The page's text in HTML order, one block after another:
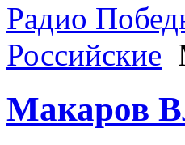
Радио
Российские
Макаров